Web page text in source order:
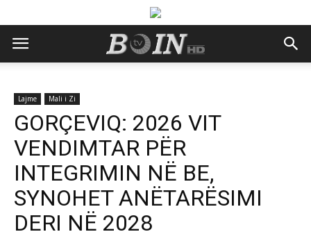
Lajme Mali i Zi
GORÇEVIQ: 2026 VIT
VENDIMTAR PËR
INTEGRIMIN NË BE,
SYNOHET ANËTARËSIMI
DERI NË 2028